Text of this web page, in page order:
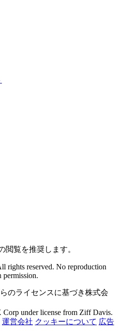
閲覧を推奨します。
rights reserved. No reproduction
のライセンスに基づき株式会
Corp under license from Ziff Davis.
運営会社 クッキーについて 広告